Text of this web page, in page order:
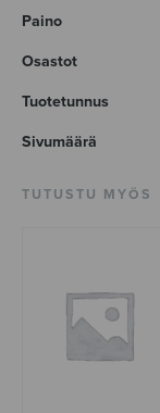
Paino
Osastot
Tuotetunnus
Sivumäärä
TUTUSTU MYÖS